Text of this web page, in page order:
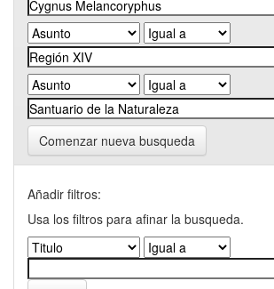
Comenzar nueva busqueda
Añadir filtros:
Usa los filtros para afinar la busqueda.